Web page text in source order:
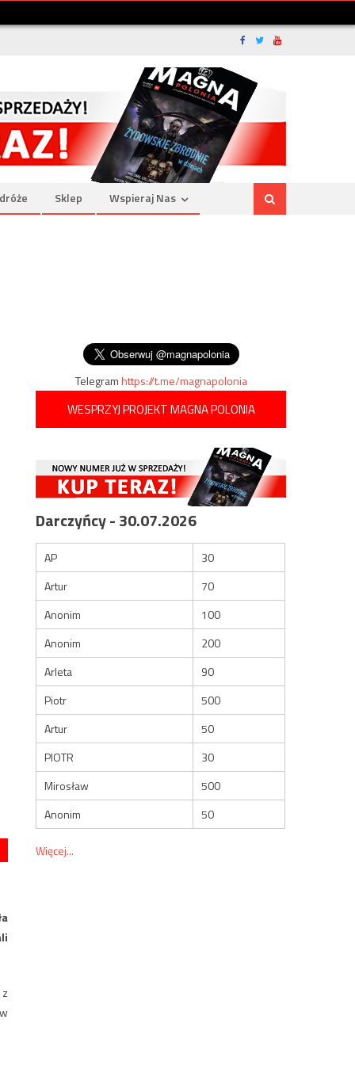
Sklep Wspieraj Nas
Telegramhttps://t.me/magnapolonia
WESPRZYJ PROJEKT MAGNA POLONIA
Darczyńcy - 30.07.2026
AP
30
Artur
70
Anonim
100
Anonim
200
Arleta
90
Piotr
500
Artur
50
PIOTR
30
Mirosław
500
Anonim
50
Więcej...